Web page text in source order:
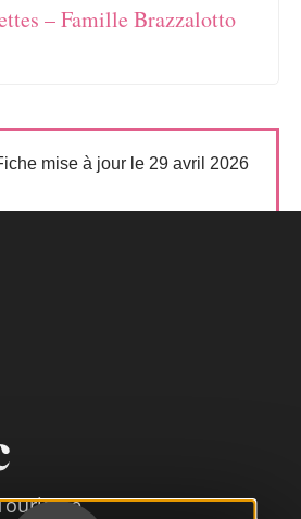
– Famille Brazzalotto
mise à jour le 29 avril 2026